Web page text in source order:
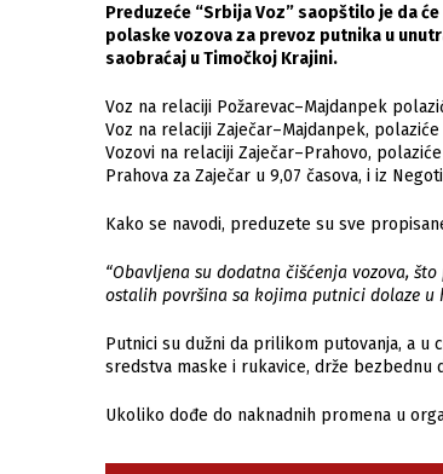
Preduzeće “Srbija Voz” saopštilo je da
polaske vozova za prevoz putnika u
saobraćaj u Timočkoj Krajini.
Voz na relaciji Požarevac–Majdanpek
Voz na relaciji Zaječar–Majdanpek, polaziće
Vozovi na relaciji Zaječar–Prahovo,
Prahova za Zaječar u 9,07 časova, i iz
Kako se navodi, preduzete su sve
“Obavljena su dodatna čišćenja vozova,
ostalih površina sa kojima putnici dolaze
Putnici su dužni da prilikom putovanja, a u
sredstva maske i rukavice, drže
Ukoliko dođe do naknadnih promena u